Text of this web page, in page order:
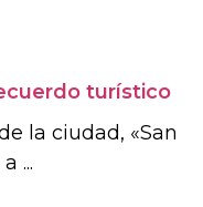
turístico
la ciudad, «San
...